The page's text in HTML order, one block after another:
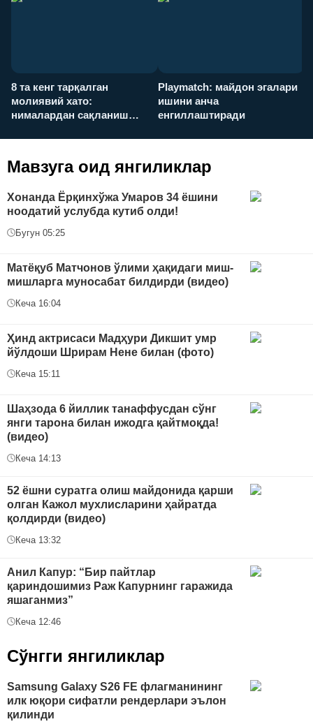
8 та кенг тарқалган
молиявий хато:
нималардан сақланиш
Playmatch: майдон эгалари
ишини анча
енгиллаштиради
Мавзуга оид янгиликлар
Хонанда Ёрқинхўжа Умаров 34 ёшини
ноодатий услубда кутиб олди!
Бугун 05:25
Матёқуб Матчонов ўлими ҳақидаги миш-
мишларга муносабат билдирди (видео)
Кеча 16:04
Ҳинд актрисаси Мадҳури Дикшит умр
йўлдоши Шрирам Нене билан (фото)
Кеча 15:11
Шаҳзода 6 йиллик танаффусдан сўнг
янги тарона билан ижодга қайтмоқда!
(видео)
Кеча 14:13
52 ёшни суратга олиш майдонида қарши
олган Кажол мухлисларини ҳайратда
қолдирди (видео)
Кеча 13:32
Анил Капур: “Бир пайтлар
қариндошимиз Раж Капурнинг гаражида
яшаганмиз”
Кеча 12:46
Сўнгги янгиликлар
Samsung Galaxy S26 FE флагманининг
илк юқори сифатли рендерлари эълон
қилинди